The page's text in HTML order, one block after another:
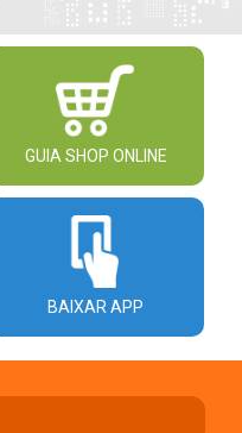
GUIA SHOP ONLINE
BAIXAR APP